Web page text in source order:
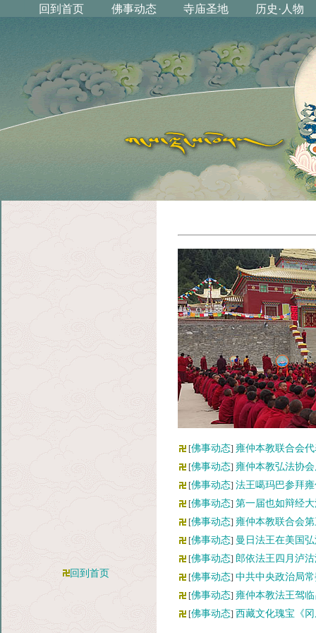
回到首页
[佛事动态] 雍仲本教联合会
[佛事动态] 雍仲本教弘法协
[佛事动态] 法王噶玛巴参拜
[佛事动态] 第一届也如辩经
[佛事动态] 雍仲本教联合会
[佛事动态] 曼日法王在美国
[佛事动态] 郎依法王四月泸
[佛事动态] 中共中央政治局
[佛事动态] 雍仲本教法王驾
[佛事动态] 西藏文化瑰宝《